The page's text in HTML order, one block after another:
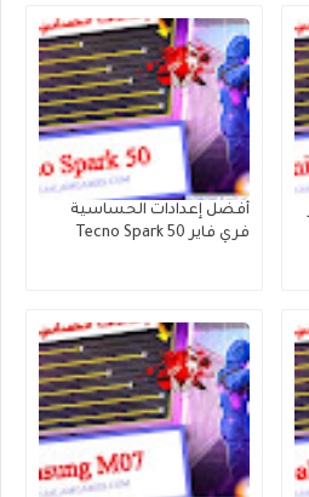
أفضل إعدادات الحساسية
فري فاير Tecno Spark 50